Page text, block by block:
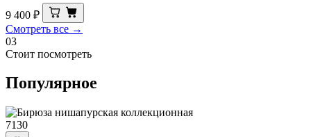
9 400 ₽
Смотреть все →
03
Стоит посмотреть
Популярное
7130